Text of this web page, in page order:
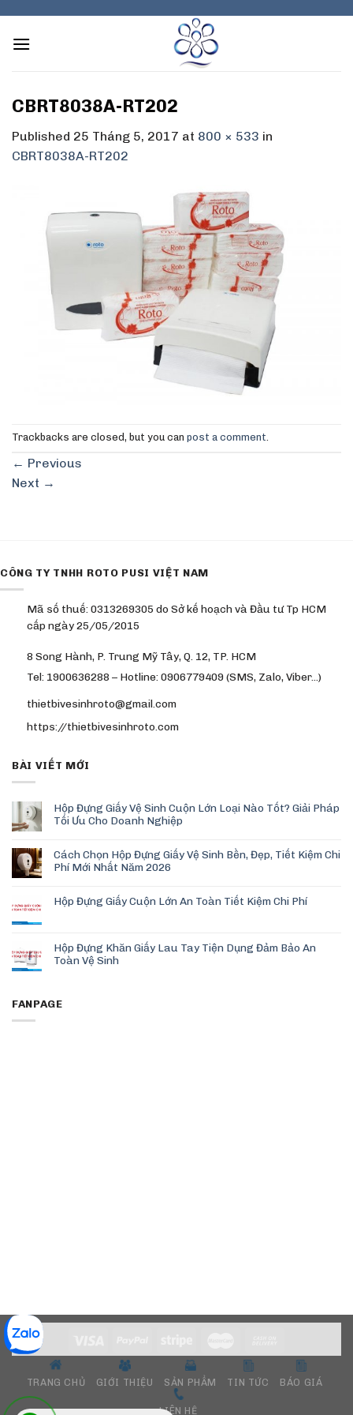
content
CBRT8038A-RT202
Published 25 Tháng 5, 2017 at 800 × 533 in
CBRT8038A-RT202
Trackbacks are closed, but you can post a comment.
← Previous
Next →
CÔNG TY TNHH ROTO PUSI VIỆT NAM
Mã số thuế: 0313269305 do Sở kế hoạch và Đầu tư Tp HCM
cấp ngày 25/05/2015
8 Song Hành, P. Trung Mỹ Tây, Q. 12, TP. HCM
Tel: 1900636288 – Hotline: 0906779409 (SMS, Zalo, Viber…)
thietbivesinhroto@gmail.com
https://thietbivesinhroto.com
BÀI VIẾT MỚI
Hộp Đựng Giấy Vệ Sinh Cuộn Lớn Loại Nào Tốt? Giải Pháp
Tối Ưu Cho Doanh Nghiệp
Cách Chọn Hộp Đựng Giấy Vệ Sinh Bền, Đẹp, Tiết Kiệm Chi
Phí Mới Nhất Năm 2026
Hộp Đựng Giấy Cuộn Lớn An Toàn Tiết Kiệm Chi Phí
Hộp Đựng Khăn Giấy Lau Tay Tiện Dụng Đảm Bảo An
Toàn Vệ Sinh
FANPAGE
TRANG CHỦ GIỚI THIỆU SẢN PHẨM TIN TỨC BÁO GIÁ
LIÊN HỆ